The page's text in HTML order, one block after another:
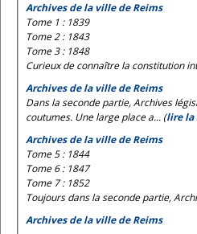
Archives de la ville de Reims
Tome 1 : 1839
Tome 2 : 1843
Tome 3 : 1848
Curieux de connaître la constitution
Archives de la ville de Reims
Dans la seconde partie, Archives
coutumes. Une large place a... (lire la
Archives de la ville de Reims
Tome 5 : 1844
Tome 6 : 1847
Tome 7 : 1852
Toujours dans la seconde partie,
Archives de la ville de Reims